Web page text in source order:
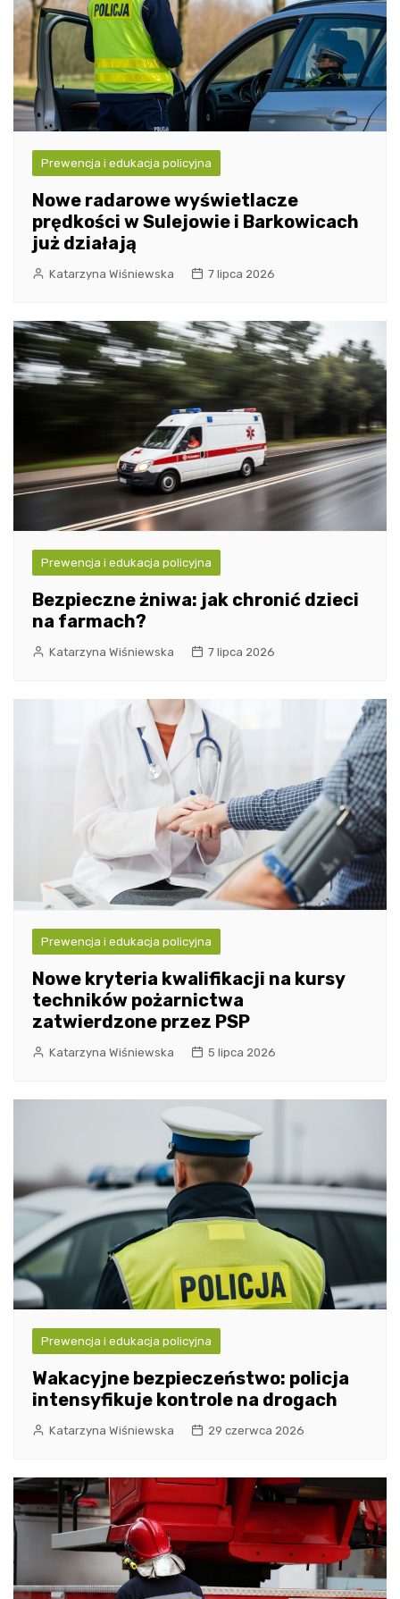
Prewencja i edukacja policyjna
Nowe radarowe wyświetlacze
prędkości w Sulejowie i Barkowicach
już działają
Katarzyna Wiśniewska 7 lipca 2026
Prewencja i edukacja policyjna
Bezpieczne żniwa: jak chronić dzieci
na farmach?
Katarzyna Wiśniewska 7 lipca 2026
Prewencja i edukacja policyjna
Nowe kryteria kwalifikacji na kursy
techników pożarnictwa
zatwierdzone przez PSP
Katarzyna Wiśniewska 5 lipca 2026
Prewencja i edukacja policyjna
Wakacyjne bezpieczeństwo: policja
intensyfikuje kontrole na drogach
Katarzyna Wiśniewska 29 czerwca 2026